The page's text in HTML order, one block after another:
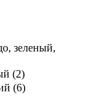
зеленый,
(2)
(6)